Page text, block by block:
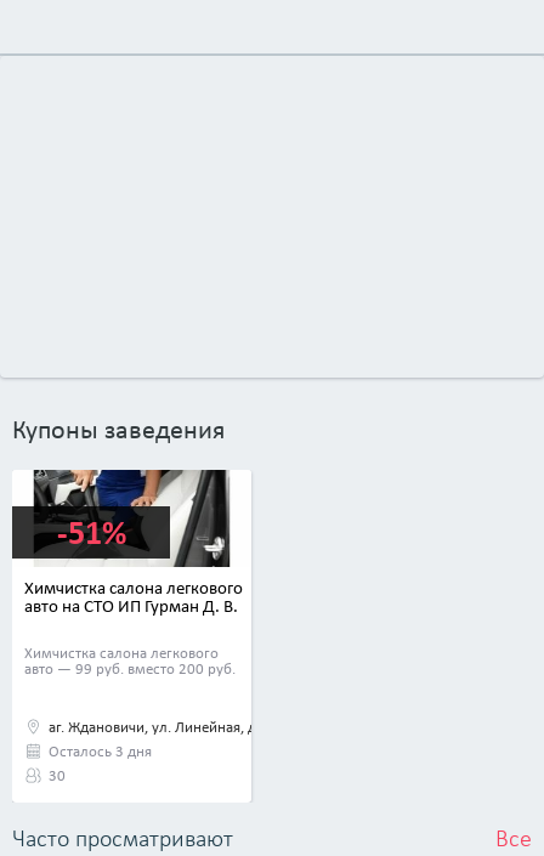
Купоны заведения
Химчистка салона легкового
авто на СТО ИП Гурман Д. В.
Химчистка салона легкового
авто — 99 руб. вместо 200 руб.
аг. Ждановичи, ул. Линейная, д. 2
Осталось 3 дня
30
-51%
Часто просматривают Все